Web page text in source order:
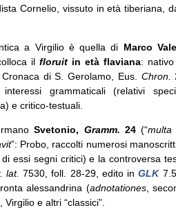
Cornelio, vissuto in età tiberiana,
a Virgilio è quella di Marco
il floruitin età flaviana:
di S. Gerolamo, Eus. Chron.
grammaticali (relativi
e critico-testuali.
Svetonio, Gramm. 24(“multa
”: Probo, raccolti numerosi
essi segni critici) e la controversa
lat.7530, foll. 28-29, edito inGLK
alessandrina (adnotationes,
e altri “classici”.